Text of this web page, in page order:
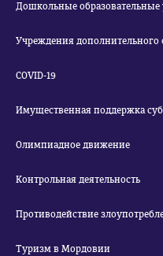
Дошкольные
Учреждения дополнительного
COVID-19
Имущественная поддержка
Олимпиадное движение
Контрольная деятельность
Противодействие
Туризм в Мордовии